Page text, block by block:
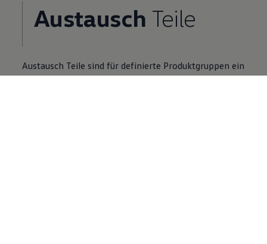
Austausch Teile
Austausch Teile sind für definierte Produktgruppen ein